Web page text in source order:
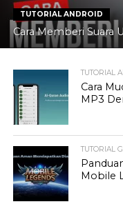
TUTORIAL ANDROID
Cara Memberi Suara
TUTORIAL
Cara
MP3
TUTORIAL
Mobile